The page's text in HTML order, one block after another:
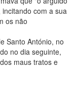
com a sua
os não
Santo António, no
no dia seguinte,
maus tratos e